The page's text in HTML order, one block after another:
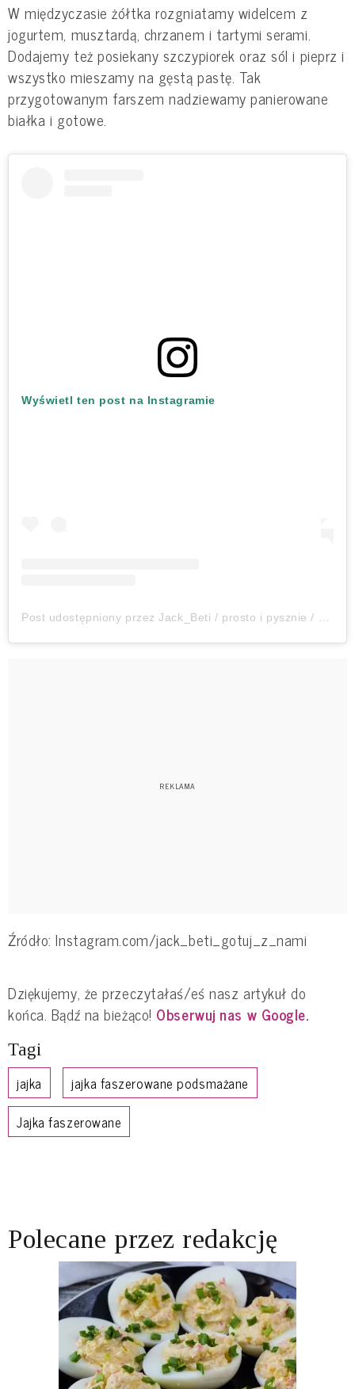
W międzyczasie żółtka rozgniatamy widelcem z
jogurtem, musztardą, chrzanem i tartymi serami.
Dodajemy też posiekany szczypiorek oraz sól i pieprz i
wszystko mieszamy na gęstą pastę. Tak
przygotowanym farszem nadziewamy panierowane
białka i gotowe.
Wyświetl ten post na Instagramie
Źródło: Instagram.com/jack_beti_gotuj_z_nami
Dziękujemy, że przeczytałaś/eś nasz artykuł do
końca. Bądź na bieżąco! Obserwuj nas w Google.
Tagi
jajka
jajka faszerowane podsmażane
Jajka faszerowane
Polecane przez redakcję